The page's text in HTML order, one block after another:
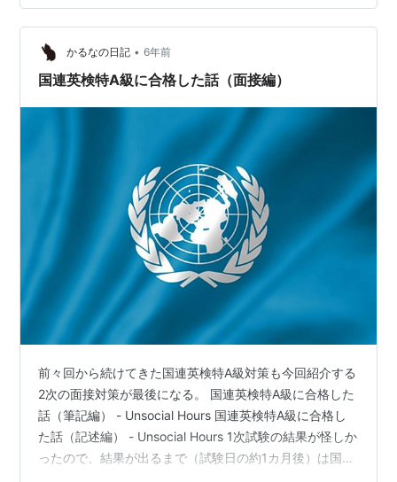
ることもなくぶっつけ本番で挑ませました笑 結果
は・・・ どちらも100点満点！ やったー！ 本人的にはど
ちらも簡単だったそうですが、確かにCもDもそれほど違
いを感じませんでした。 次はB…
かるなの日記 • 6年前
国連英検特A級に合格した話（面接編）
前々回から続けてきた国連英検特A級対策も今回紹介する
2次の面接対策が最後になる。 国連英検特A級に合格した
話（筆記編） - Unsocial Hours 国連英検特A級に合格し
た話（記述編） - Unsocial Hours 1次試験の結果が怪しか
ったので、結果が出るまで（試験日の約1カ月後）は国連